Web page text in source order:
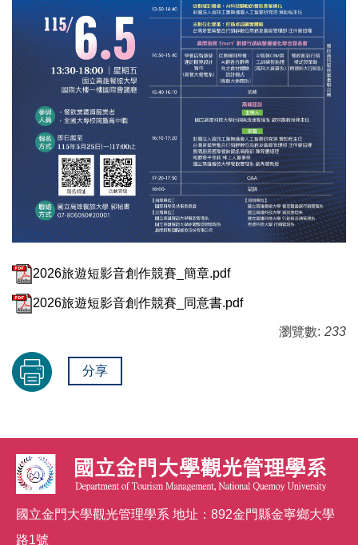
2026旅遊短影音創作競賽_簡章.pdf
2026旅遊短影音創作競賽_同意書.pdf
瀏覽數: 233
分享
國立金門大學觀光管理學系 地址：892金門縣金寧鄉大學
路1號